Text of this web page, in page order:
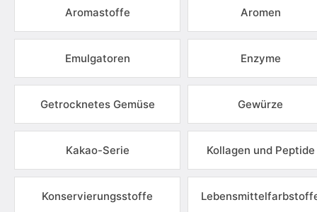
Aromastoffe Aromen
Emulgatoren Enzyme
Getrocknetes Gemüse Gewürze
Kakao-Serie Kollagen und Peptide
Konservierungsstoffe